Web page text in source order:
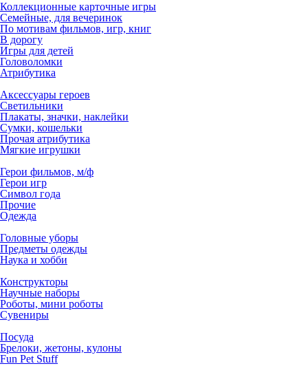
Коллекционные карточные игры
Семейные, для вечеринок
По мотивам фильмов, игр, книг
В дорогу
Игры для детей
Головоломки
Атрибутика
Аксессуары героев
Светильники
Плакаты, значки, наклейки
Сумки, кошельки
Прочая атрибутика
Мягкие игрушки
Герои фильмов, м/ф
Герои игр
Символ года
Прочие
Одежда
Головные уборы
Предметы одежды
Наука и хобби
Конструкторы
Научные наборы
Роботы, мини роботы
Сувениры
Посуда
Брелоки, жетоны, кулоны
Fun Pet Stuff